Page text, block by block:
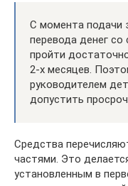
С момента подачи
перевода денег
пройти
2-х месяцев.
руководителем
допустить
Средства
частями. Это
установленным в